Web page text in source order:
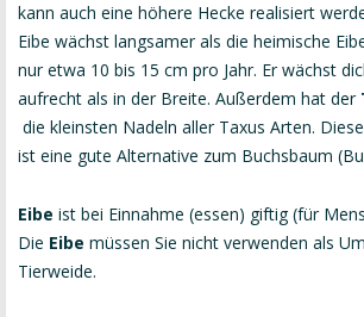
kann auch eine höhere Hecke realisiert
Eibe wächst langsamer als die heimische
nur etwa 10 bis 15 cm pro Jahr. Er wächst
aufrecht als in der Breite. Außerdem hat der
die kleinsten Nadeln aller Taxus Arten. Diese
ist eine gute Alternative zum Buchsbaum
Eibe ist bei Einnahme (essen) giftig (für
Die Eibe müssen Sie nicht verwenden als
Tierweide.